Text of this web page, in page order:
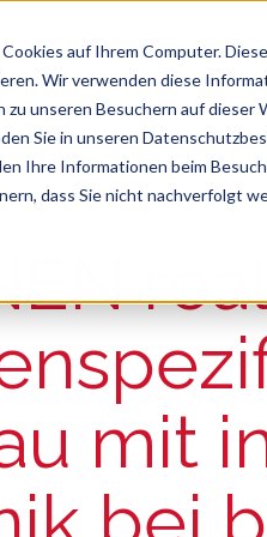
auf Ihrem Computer.
Wir verwenden diese
zu unseren Besuchern auf
Sie in unseren
Ihre Informationen beim
dass Sie nicht nachverfolgt
Vorschläge, da das
mit